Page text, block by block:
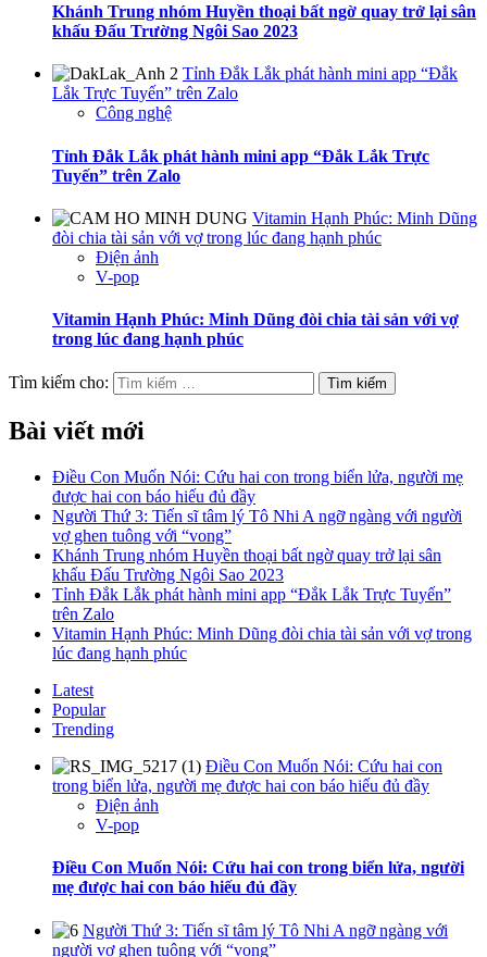
Khánh Trung nhóm Huyền thoại bất ngờ quay trở lại sân
khấu Đấu Trường Ngôi Sao 2023
Tỉnh Đắk Lắk phát hành mini app “Đắk
Lắk Trực Tuyến” trên Zalo
Công nghệ
Tỉnh Đắk Lắk phát hành mini app “Đắk Lắk Trực
Tuyến” trên Zalo
Vitamin Hạnh Phúc: Minh Dũng
đòi chia tài sản với vợ trong lúc đang hạnh phúc
Điện ảnh
V-pop
Vitamin Hạnh Phúc: Minh Dũng đòi chia tài sản với vợ
trong lúc đang hạnh phúc
Tìm kiếm cho:
Bài viết mới
Điều Con Muốn Nói: Cứu hai con trong biển lửa, người mẹ
được hai con báo hiếu đủ đầy
Người Thứ 3: Tiến sĩ tâm lý Tô Nhi A ngỡ ngàng với người
vợ ghen tuông với “vong”
Khánh Trung nhóm Huyền thoại bất ngờ quay trở lại sân
khấu Đấu Trường Ngôi Sao 2023
Tỉnh Đắk Lắk phát hành mini app “Đắk Lắk Trực Tuyến”
trên Zalo
Vitamin Hạnh Phúc: Minh Dũng đòi chia tài sản với vợ trong
lúc đang hạnh phúc
Latest
Popular
Trending
Điều Con Muốn Nói: Cứu hai con
trong biển lửa, người mẹ được hai con báo hiếu đủ đầy
Điện ảnh
V-pop
Điều Con Muốn Nói: Cứu hai con trong biển lửa, người
mẹ được hai con báo hiếu đủ đầy
Người Thứ 3: Tiến sĩ tâm lý Tô Nhi A ngỡ ngàng với
người vợ ghen tuông với “vong”